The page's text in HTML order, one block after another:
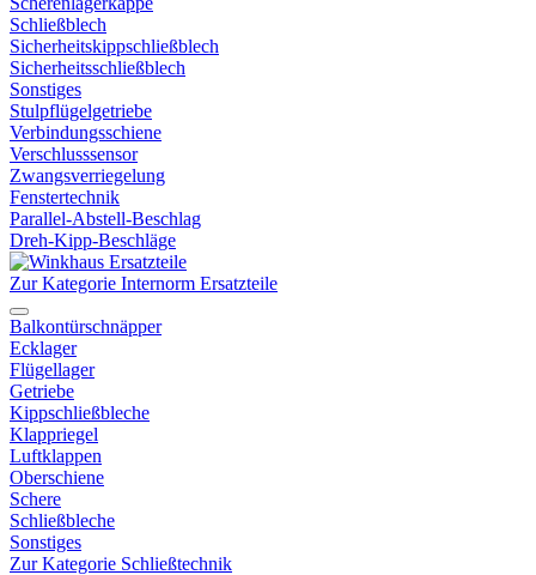
Schließblech
Sicherheitskippschließblech
Sicherheitsschließblech
Sonstiges
Stulpflügelgetriebe
Verbindungsschiene
Verschlusssensor
Zwangsverriegelung
Fenstertechnik
Parallel-Abstell-Beschlag
Dreh-Kipp-Beschläge
Zur Kategorie Internorm Ersatzteile
Balkontürschnäpper
Ecklager
Flügellager
Getriebe
Kippschließbleche
Klappriegel
Luftklappen
Oberschiene
Schere
Schließbleche
Sonstiges
Zur Kategorie Schließtechnik